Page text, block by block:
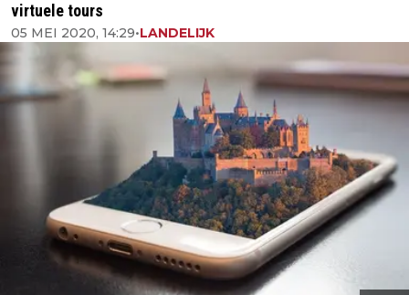
virtuele tours
05 MEI 2020, 14:29•LANDELIJK